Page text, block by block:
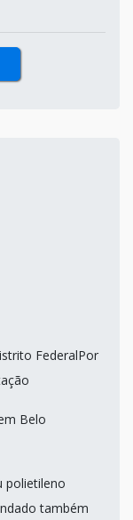
FederalPor
Belo
polietileno
também